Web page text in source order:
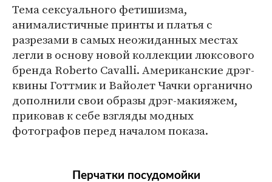
Тема сексуального фетишизма,
анималистичные принты и платья с
разрезами в самых неожиданных местах
легли в основу новой коллекции люксового
бренда Roberto Cavalli. Американские дрэг-
квины Готтмик и Вайолет Чачки органично
дополнили свои образы дрэг-макияжем,
приковав к себе взгляды модных
фотографов перед началом показа.
Перчатки посудомойки